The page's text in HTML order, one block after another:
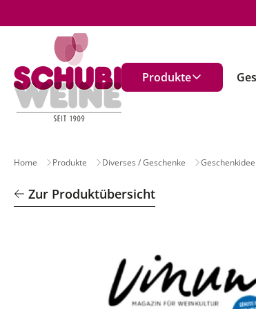
Produkte
Home Produkte Diverses / Geschenke
Zur Produktübersicht